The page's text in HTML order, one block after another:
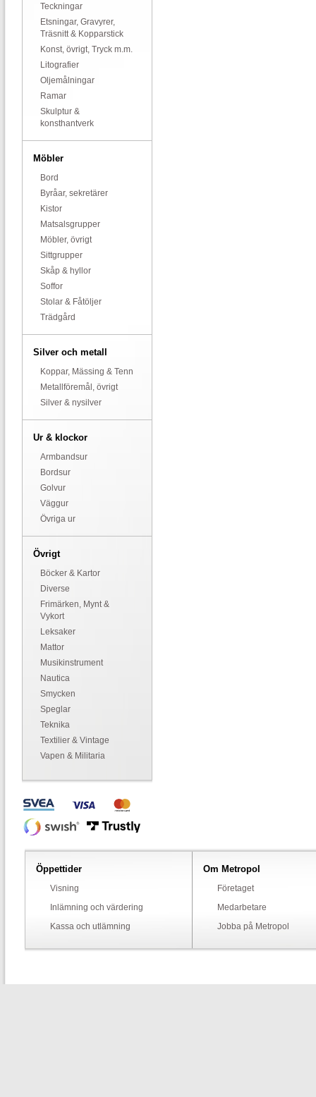
Teckningar
Etsningar, Gravyrer,
Träsnitt & Kopparstick
Konst, övrigt, Tryck m.m.
Litografier
Oljemålningar
Ramar
Skulptur &
konsthantverk
Möbler
Bord
Byråar, sekretärer
Kistor
Matsalsgrupper
Möbler, övrigt
Sittgrupper
Skåp & hyllor
Soffor
Stolar & Fåtöljer
Trädgård
Silver och metall
Koppar, Mässing & Tenn
Metallföremål, övrigt
Silver & nysilver
Ur & klockor
Armbandsur
Bordsur
Golvur
Väggur
Övriga ur
Övrigt
Böcker & Kartor
Diverse
Frimärken, Mynt &
Vykort
Leksaker
Mattor
Musikinstrument
Nautica
Smycken
Speglar
Teknika
Textilier & Vintage
Vapen & Militaria
Öppettider
Visning
Inlämning och värdering
Kassa och utlämning
Om Metropol
Företaget
Medarbetare
Jobba på Metropol